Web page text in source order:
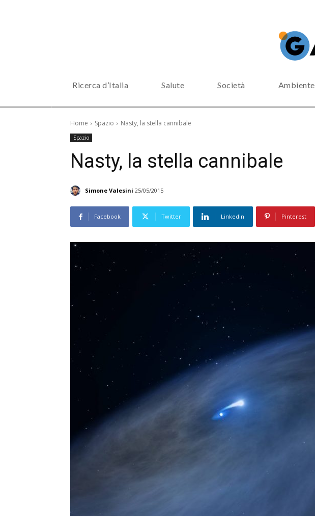
Ricerca d’Italia Salute Società Ambiente
Home Spazio Nasty, la stella cannibale
Spazio
Nasty, la stella cannibale
Simone Valesini 25/05/2015
Facebook Twitter Linkedin Pinterest